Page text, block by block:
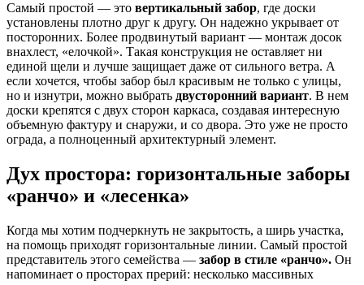
Самый простой — это вертикальный забор, где доски
установлены плотно друг к другу. Он надежно укрывает от
посторонних. Более продвинутый вариант — монтаж досок
внахлест, «елочкой». Такая конструкция не оставляет ни
единой щели и лучше защищает даже от сильного ветра. А
если хочется, чтобы забор был красивым не только с улицы,
но и изнутри, можно выбрать двусторонний вариант. В нем
доски крепятся с двух сторон каркаса, создавая интересную
объемную фактуру и снаружи, и со двора. Это уже не просто
ограда, а полноценный архитектурный элемент.
Дух простора: горизонтальные заборы
«ранчо» и «лесенка»
Когда мы хотим подчеркнуть не закрытость, а ширь участка,
на помощь приходят горизонтальные линии. Самый простой
представитель этого семейства — забор в стиле «ранчо». Он
напоминает о просторах прерий: несколько массивных